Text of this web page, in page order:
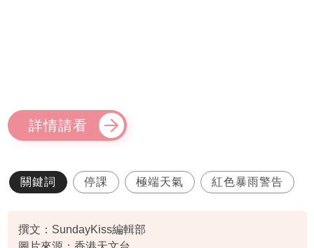
詳情請看
關鍵詞 停課 極端天氣 紅色暴雨警告
撰文：SundayKiss編輯部